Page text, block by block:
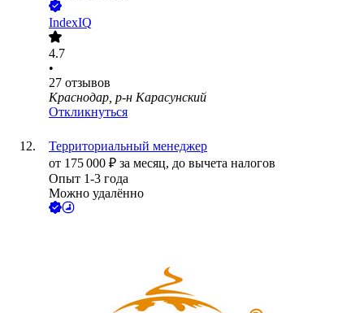
IndexIQ
4.7
•
27 отзывов
Краснодар, р-н Карасунский
Откликнуться
Территориальный менеджер
от 175 000 ₽ за месяц, до вычета налогов
Опыт 1-3 года
Можно удалённо